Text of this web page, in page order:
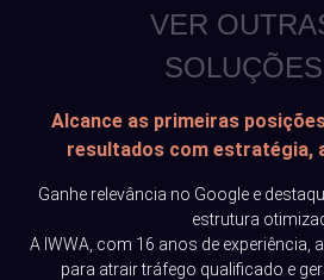
VER
SOLUÇÕES
Alcance as primeiras
resultados com estratégia,
Ganhe relevância no Google e
estrutura
A IWWA, com 16 anos de experiência,
para atrair tráfego qualificado e